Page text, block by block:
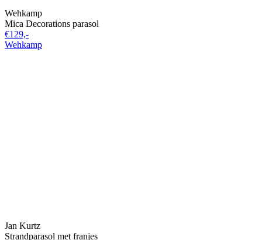
Wehkamp
Mica Decorations parasol
€129,-
Wehkamp
Jan Kurtz
Strandparasol met franjes